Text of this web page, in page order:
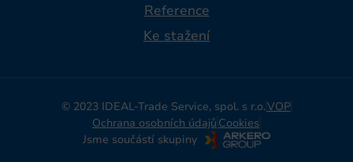
Reference
Ke stažení
© 2023 IDEAL-Trade Service, spol. s r.o.VOP
Ochrana osobních údajů Cookies
Jsme součástí skupiny